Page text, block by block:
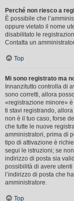
Perché non riesco a
È possibile che
oppure vietato il nome
disabilitato le
Contatta un
Top
Mi sono registrato ma
Innanzitutto controlla di
sono corretti, allora
«registrazione minore»
ti stavi registrando,
non è il tuo caso, forse
che tutte le nuove
amministratori, prima di
tipo di attivazione è
segui le istruzioni; se
indirizzo di posta sia
possibilità di avere
l’indirizzo di posta che
amministratore.
Top